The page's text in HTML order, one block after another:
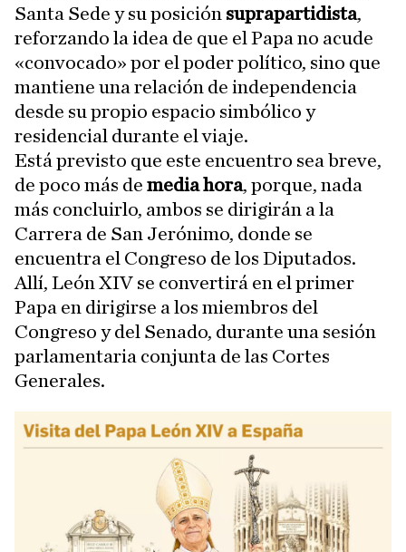
Santa Sede y su posición suprapartidista,
reforzando la idea de que el Papa no acude
«convocado» por el poder político, sino que
mantiene una relación de independencia
desde su propio espacio simbólico y
residencial durante el viaje.
Está previsto que este encuentro sea breve,
de poco más de media hora, porque, nada
más concluirlo, ambos se dirigirán a la
Carrera de San Jerónimo, donde se
encuentra el Congreso de los Diputados.
Allí, León XIV se convertirá en el primer
Papa en dirigirse a los miembros del
Congreso y del Senado, durante una sesión
parlamentaria conjunta de las Cortes
Generales.